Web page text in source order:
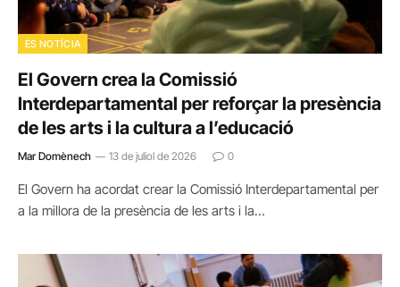
ÉS NOTÍCIA
El Govern crea la Comissió
Interdepartamental per reforçar la presència
de les arts i la cultura a l’educació
Mar Domènech 13 de juliol de 2026 0
El Govern ha acordat crear la Comissió Interdepartamental per
a la millora de la presència de les arts i la…